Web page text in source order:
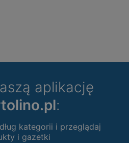
aplikację
:
kategorii i przeglądaj
i gazetki